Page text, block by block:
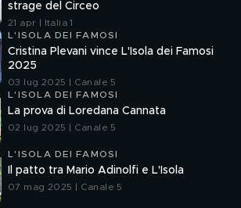
strage del Circeo
21 apr | Italia 1
L'ISOLA DEI FAMOSI
Cristina Plevani vince L'Isola dei Famosi
2025
03 lug 2025 | Canale 5
L'ISOLA DEI FAMOSI
La prova di Loredana Cannata
02 lug 2025 | Canale 5
L'ISOLA DEI FAMOSI
Il patto tra Mario Adinolfi e L'Isola
07 mag 2025 | Canale 5